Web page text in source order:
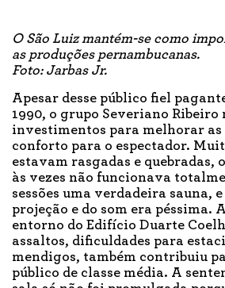
O São Luiz mantém-se como
as produções pernambucanas.
Foto: Jarbas Jr.
Apesar desse público fiel
1990, o grupo Severiano Ribeiro
investimentos para melhorar as
conforto para o espectador.
estavam rasgadas e quebradas,
às vezes não funcionava
sessões uma verdadeira sauna,
projeção e do som era péssima.
entorno do Edifício Duarte
assaltos, dificuldades para
mendigos, também contribuiu
público de classe média. A